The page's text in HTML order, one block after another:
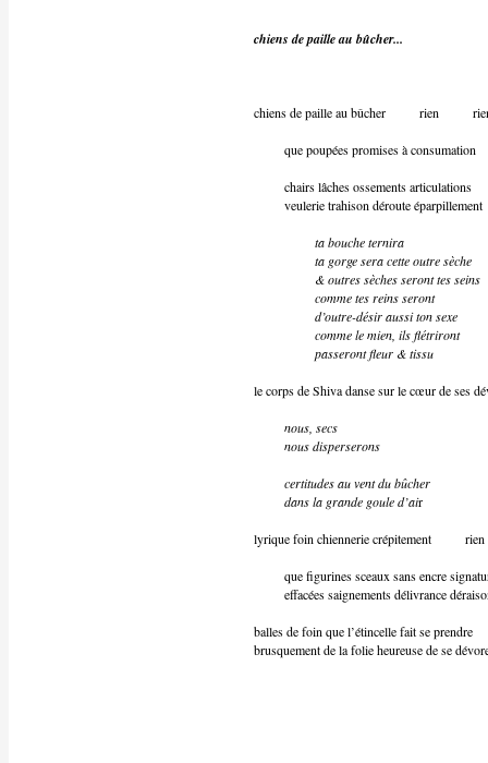
chiens de paille au bûcher...
chiens de paille au bûcher rien
que poupées promises à consumation
chairs lâches ossements articulations
veulerie trahison déroute éparpillement
ta bouche ternira
ta gorge sera cette outre sèche
& outres sèches seront tes seins
comme tes reins seront
d’outre-désir aussi ton sexe
comme le mien, ils flétriront
passeront fleur & tissu
le corps de Shiva danse sur le cœur de ses
nous, secs
nous disperserons
certitudes au vent du bûcher
dans la grande goule d’air
lyrique foin chiennerie crépitement rien
que figurines sceaux sans encre
effacées saignements délivrance
balles de foin que l’étincelle fait se prendre
brusquement de la folie heureuse de se